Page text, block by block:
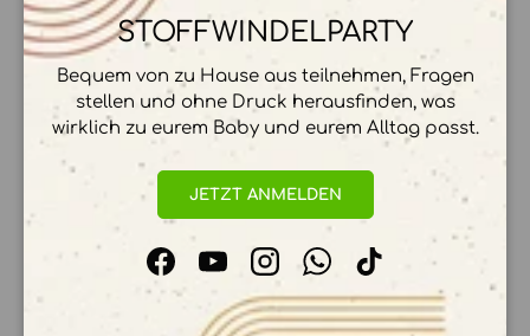
ZAHLUNGSMÖGLICHKEITEN
Ihre Zahlungsinformationen werden sicher
verarbeitet. Wir speichern keine
Kreditkartendetails.
STOFFWINDELPARTY
Bequem von zu Hause aus teilnehmen, Fragen
stellen und ohne Druck herausfinden, was
wirklich zu eurem Baby und eurem Alltag passt.
JETZT ANMELDEN
FacebookYouTubeInstagramWhatsApp
TikTok